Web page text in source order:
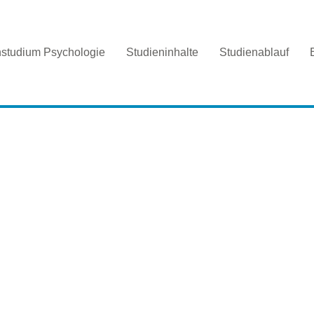
Psychologie Studieninhalte Studienablauf